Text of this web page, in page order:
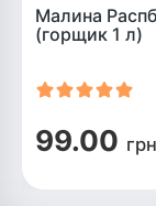
Малина
(горщик 1 л)
99.00 грн